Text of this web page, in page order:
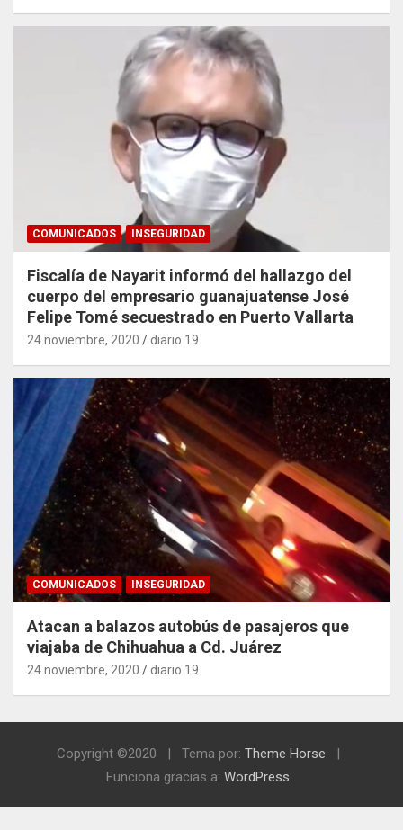
COMUNICADOS INSEGURIDAD
Fiscalía de Nayarit informó del hallazgo del
cuerpo del empresario guanajuatense José
Felipe Tomé secuestrado en Puerto Vallarta
24 noviembre, 2020 diario 19
COMUNICADOS INSEGURIDAD
Atacan a balazos autobús de pasajeros que
viajaba de Chihuahua a Cd. Juárez
24 noviembre, 2020 diario 19
Copyright ©2020 Tema por: Theme Horse
Funciona gracias a: WordPress